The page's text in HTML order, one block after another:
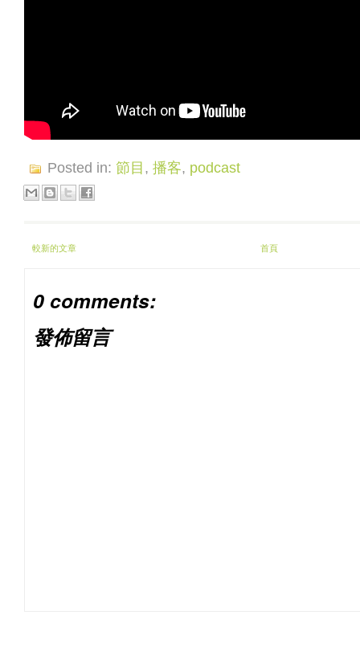
Posted in: 節目, 播客, podcast
較新的文章 首頁
0 comments:
發佈留言